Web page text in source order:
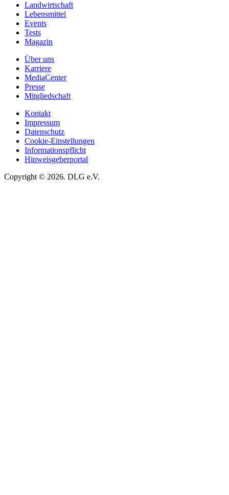
Landwirtschaft
Lebensmittel
Events
Tests
Magazin
Über uns
Karriere
MediaCenter
Presse
Mitgliedschaft
Kontakt
Impressum
Datenschutz
Cookie-Einstellungen
Informationspflicht
Hinweisgeberportal
Copyright © 2026. DLG e.V.